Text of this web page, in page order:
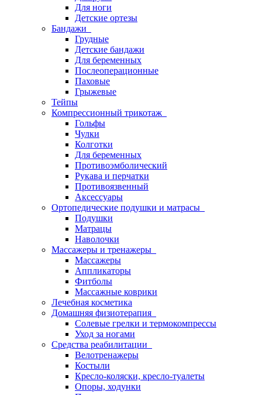
Для ноги
Детские ортезы
Бандажи
Грудные
Детские бандажи
Для беременных
Послеоперационные
Паховые
Грыжевые
Тейпы
Компрессионный трикотаж
Гольфы
Чулки
Колготки
Для беременных
Противоэмболический
Рукава и перчатки
Противоязвенный
Аксессуары
Ортопедические подушки и матрасы
Подушки
Матрацы
Наволочки
Массажеры и тренажеры
Массажеры
Аппликаторы
Фитболы
Массажные коврики
Лечебная косметика
Домашняя физиотерапия
Солевые грелки и термокомпрессы
Уход за ногами
Средства реабилитации
Велотренажеры
Костыли
Кресло-коляски, кресло-туалеты
Опоры, ходунки